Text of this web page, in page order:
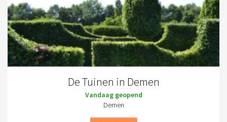
De Tuinen in Demen
Vandaag geopend
Demen